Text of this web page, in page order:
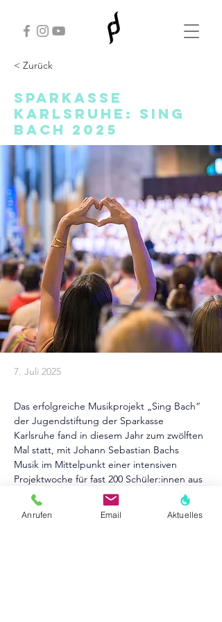
< Zurück
Sparkasse
Karlsruhe: Sing
Bach 2025
7. Juli 2025
Das erfolgreiche Musikprojekt „Sing Bach“
der Jugendstiftung der Sparkasse
Karlsruhe fand in diesem Jahr zum zwölften
Mal statt, mit Johann Sebastian Bachs
Musik im Mittelpunkt einer intensiven
Projektwoche für fast 200 Schüler:innen aus
drei Grundschulen.
Der Höhepunkt war das
Abschlusskonzert am 4. Juli 2025 in der
Evangelischen Stadtkirche Karlsruhe. Rund
Anrufen Email Aktuelles